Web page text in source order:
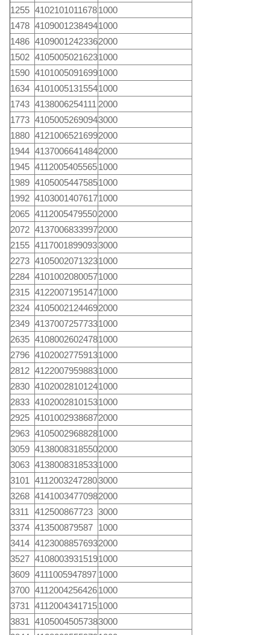
1255 41021010116781000
1478 41090012384941000
1486 41090012423362000
1502 41050050216231000
1590 41010050916991000
1634 41010051315541000
1743 4138006254111 2000
1773 41050052690943000
1880 41210065216992000
1944 41370066414842000
1945 41120054055651000
1989 41050054475851000
1992 41030014076171000
2065 41120054795502000
2072 41370068339972000
2155 41170018990933000
2273 41050020713231000
2284 41010020800571000
2315 41220071951471000
2324 41050021244692000
2349 41370072577331000
2635 41080026024781000
2796 41020027759131000
2812 41220079598831000
2830 41020028101241000
2833 41020028101531000
2925 41010029386872000
2963 41050029688281000
3059 41380083185502000
3063 41380083185331000
3101
41120032472803000
3268 41410034770982000
3311
412500867723 3000
3374 413500879587 1000
3414 41230088576932000
3527 41080039315191000
3609 4111005947897 1000
3700 41120042564261000
3731
41120043417151000
3831
41050045057383000